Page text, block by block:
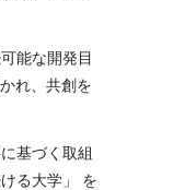
能な開発目
れ、共創を
基づく取組
る大学」 を